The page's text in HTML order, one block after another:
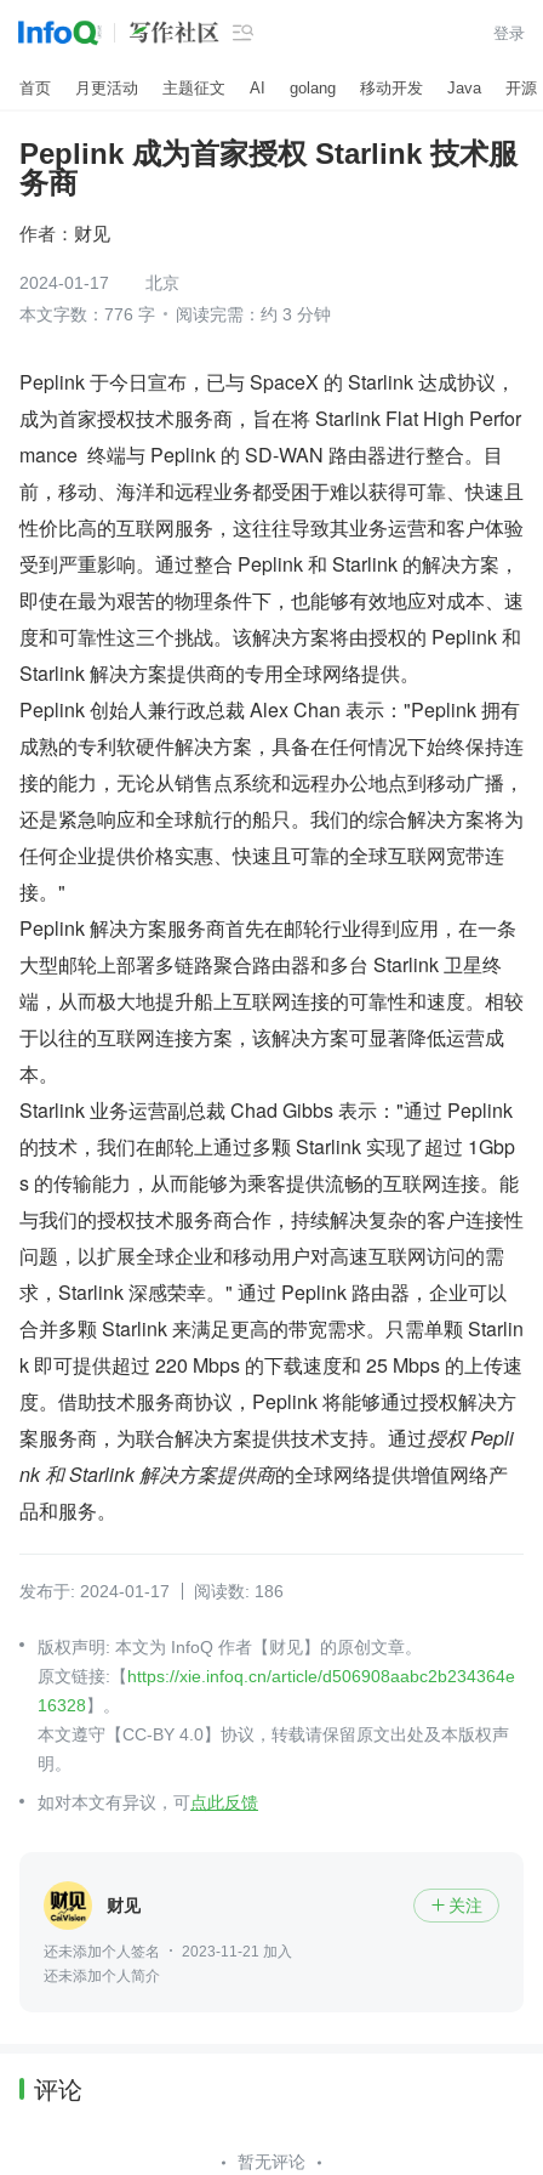
 登录
首页 月更活动 主题征文 AI golang 移动开发 Java 开源
Peplink 成为首家授权 Starlink 技术服
务商
作者： 财见
2024-01-17
北京
本文字数：776 字
阅读完需：约 3 分钟
Peplink 于今日宣布，已与 SpaceX 的 Starlink 达成协议，
成为首家授权技术服务商，旨在将 Starlink Flat High Perfor
mance  终端与 Peplink 的 SD-WAN 路由器进行整合。目
前，移动、海洋和远程业务都受困于难以获得可靠、快速且
性价比高的互联网服务，这往往导致其业务运营和客户体验
受到严重影响。通过整合 Peplink 和 Starlink 的解决方案，
即使在最为艰苦的物理条件下，也能够有效地应对成本、速
度和可靠性这三个挑战。该解决方案将由授权的 Peplink 和
Starlink 解决方案提供商的专用全球网络提供。
Peplink 创始人兼行政总裁 Alex Chan 表示："Peplink 拥有
成熟的专利软硬件解决方案，具备在任何情况下始终保持连
接的能力，无论从销售点系统和远程办公地点到移动广播，
还是紧急响应和全球航行的船只。我们的综合解决方案将为
任何企业提供价格实惠、快速且可靠的全球互联网宽带连
接。"
Peplink 解决方案服务商首先在邮轮行业得到应用，在一条
大型邮轮上部署多链路聚合路由器和多台 Starlink 卫星终
端，从而极大地提升船上互联网连接的可靠性和速度。相较
于以往的互联网连接方案，该解决方案可显著降低运营成
本。
Starlink 业务运营副总裁 Chad Gibbs 表示："通过 Peplink
的技术，我们在邮轮上通过多颗 Starlink 实现了超过 1Gbp
s 的传输能力，从而能够为乘客提供流畅的互联网连接。能
与我们的授权技术服务商合作，持续解决复杂的客户连接性
问题，以扩展全球企业和移动用户对高速互联网访问的需
求，Starlink 深感荣幸。" 通过 Peplink 路由器，企业可以
合并多颗 Starlink 来满足更高的带宽需求。只需单颗 Starlin
k 即可提供超过 220 Mbps 的下载速度和 25 Mbps 的上传速
度。借助技术服务商协议，Peplink 将能够通过授权解决方
案服务商，为联合解决方案提供技术支持。通过授权 Pepli
nk 和 Starlink 解决方案提供商的全球网络提供增值网络产
品和服务。
发布于: 2024-01-17 阅读数: 186
版权声明: 本文为 InfoQ 作者【财见】的原创文章。
原文链接:【https://xie.infoq.cn/article/d506908aabc2b234364e
16328】。
本文遵守【CC-BY 4.0】协议，转载请保留原文出处及本版权声
明。
如对本文有异议，可点此反馈
财见  关注
还未添加个人签名
2023-11-21 加入
还未添加个人简介
评论
暂无评论